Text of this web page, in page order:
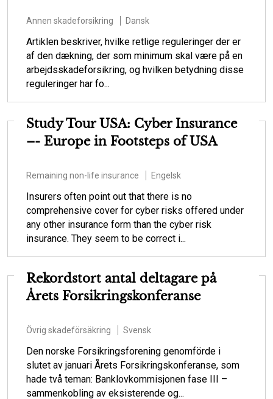
Annen skadeforsikring Dansk
Artiklen beskriver, hvilke retlige reguleringer der er
af den dækning, der som minimum skal være på en
arbejdsskadeforsikring, og hvilken betydning disse
reguleringer har fo...
Study Tour USA: Cyber Insurance
–- Europe in Footsteps of USA
Remaining non-life insurance Engelsk
Insurers often point out that there is no
comprehensive cover for cyber risks offered under
any other insurance form than the cyber risk
insurance. They seem to be correct i...
Rekordstort antal deltagare på
Årets Forsikringskonferanse
Övrig skadeförsäkring Svensk
Den norske Forsikringsforening genomförde i
slutet av januari Årets Forsikringskonferanse, som
hade två teman: Banklovkommisjonen fase III –
sammenkobling av eksisterende og...